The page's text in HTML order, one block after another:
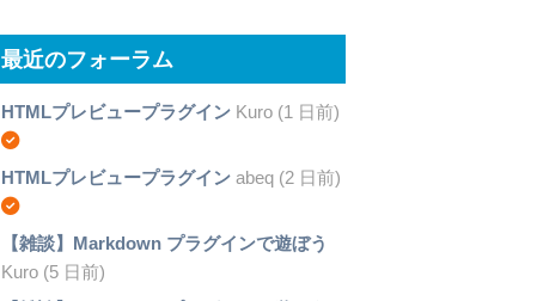
最近のフォーラム
HTMLプレビュープラグインKuro (1 日前)
HTMLプレビュープラグインabeq (2 日前)
【雑談】Markdown プラグインで遊ぼう
Kuro (5 日前)